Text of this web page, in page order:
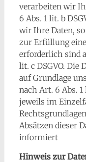
verarbeiten wir
6 Abs. 1 lit. b
wir Ihre Daten,
zur Erfüllung
erforderlich sind
lit. c DSGVO. Die
auf Grundlage
nach Art. 6 Abs.
jeweils im
Absätzen dieser
informiert
Hinweis zur